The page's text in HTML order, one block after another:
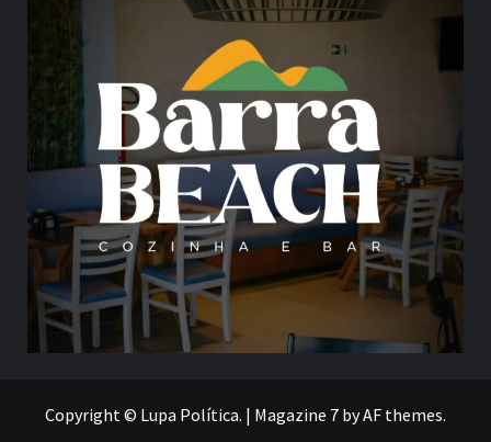
Copyright © Lupa Política. | Magazine 7 by AF themes.